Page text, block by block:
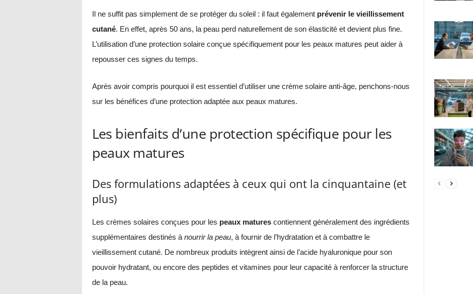
Il ne suffit pas simplement de se protéger du soleil : il faut également prévenir le vieillissement
cutané. En effet, après 50 ans, la peau perd naturellement de son élasticité et devient plus fine.
L’utilisation d’une protection solaire conçue spécifiquement pour les peaux matures peut aider à
repousser ces signes du temps.
Après avoir compris pourquoi il est essentiel d’utiliser une crème solaire anti-âge, penchons-nous
sur les bénéfices d’une protection adaptée aux peaux matures.
Les bienfaits d’une protection spécifique pour les
peaux matures
Des formulations adaptées à ceux qui ont la cinquantaine (et
plus)
Les crèmes solaires conçues pour les peaux maturescontiennent généralement des ingrédients
supplémentaires destinés à nourrir la peau, à fournir de l’hydratation et à combattre le
vieillissement cutané. De nombreux produits intègrent ainsi de l’acide hyaluronique pour son
pouvoir hydratant, ou encore des peptides et vitamines pour leur capacité à renforcer la structure
de la peau.